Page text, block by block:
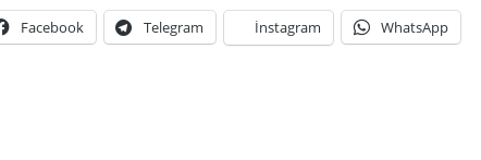
Facebook Telegram İnstagram WhatsApp